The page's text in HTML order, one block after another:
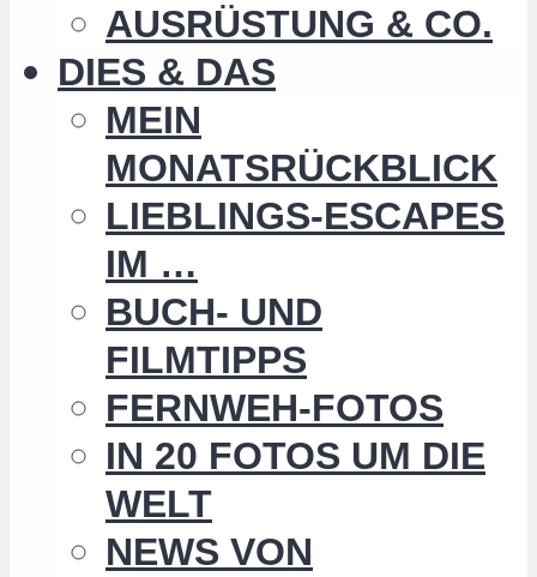
AUSRÜSTUNG & CO.
DIES & DAS
MEIN
MONATSRÜCKBLICK
LIEBLINGS-ESCAPES
IM …
BUCH- UND
FILMTIPPS
FERNWEH-FOTOS
IN 20 FOTOS UM DIE
WELT
NEWS VON